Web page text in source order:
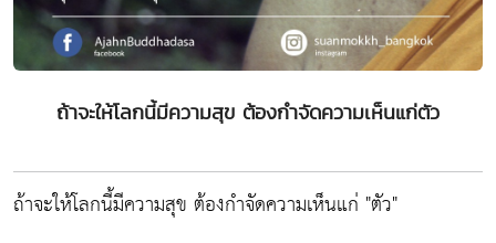
ถ้าจะให้โลกนี้มีความสุข ต้องกำจัดความเห็นแก่ตัว
ถ้าจะให้โลกนี้มีความสุข ต้องกำจัดความเห็นแก่ "ตัว"